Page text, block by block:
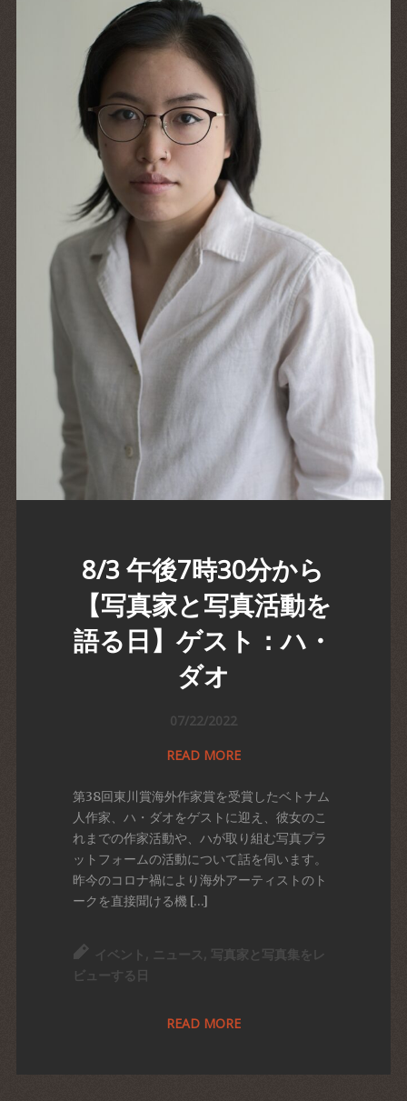
8/3 午後7時30分から
【写真家と写真活動を
語る日】ゲスト：ハ・
ダオ
07/22/2022
READ MORE
第38回東川賞海外作家賞を受賞したベトナム
人作家、ハ・ダオをゲストに迎え、彼女のこ
れまでの作家活動や、ハが取り組む写真プラ
ットフォームの活動について話を伺います。
昨今のコロナ禍により海外アーティストのト
ークを直接聞ける機 […]
イベント , ニュース, 写真家と写真集をレ
ビューする日
READ MORE